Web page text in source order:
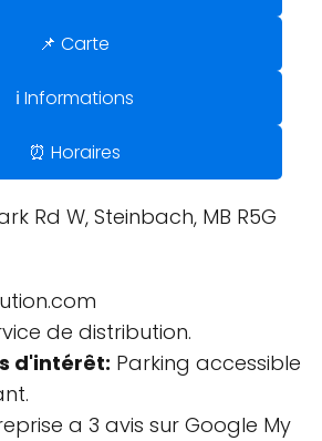
📌 Carte
ℹ️ Informations
⏰ Horaires
Rd W, Steinbach, MB R5G
de distribution.
d'intérêt: Parking accessible
a 3 avis sur Google My